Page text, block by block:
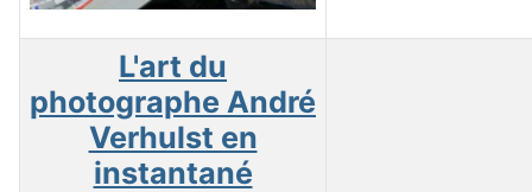
L'art du
photographe André
Verhulst en
instantané